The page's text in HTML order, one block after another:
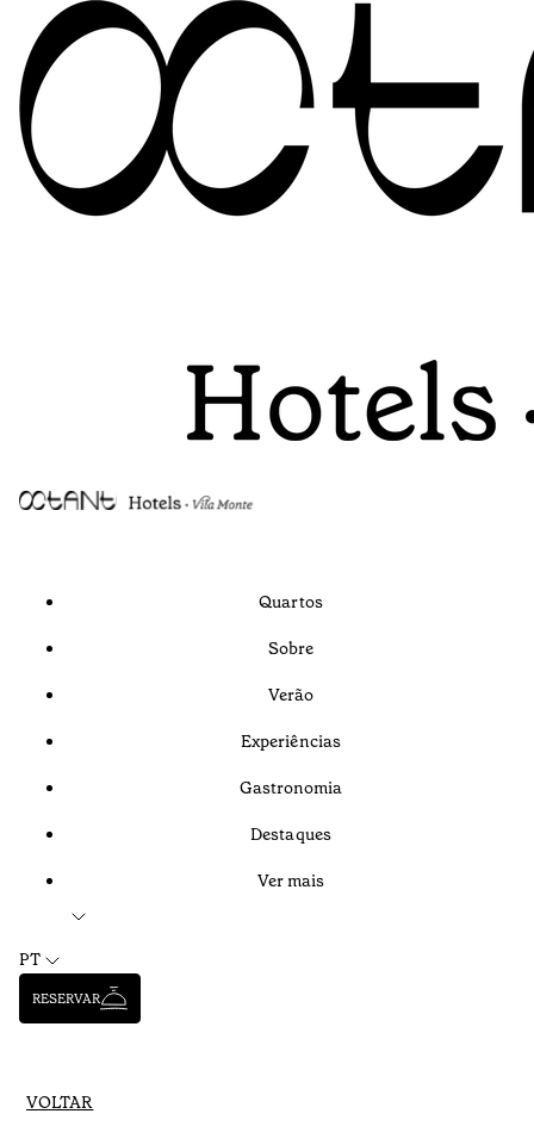
Quartos
Sobre
Verão
Experiências
Gastronomia
Destaques
Ver mais
PT
RESERVAR
VOLTAR